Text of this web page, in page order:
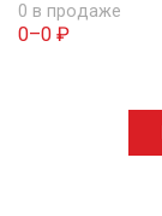
0 в продаже
0–0 ₽